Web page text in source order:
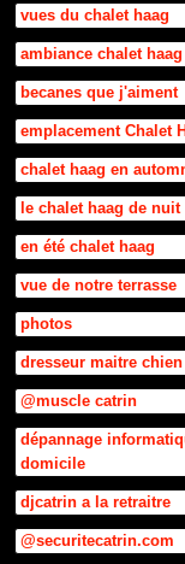
vues du chalet haag
ambiance chalet haag
becanes que j'aiment
emplacement Chalet
chalet haag en
le chalet haag de nuit
en été chalet haag
vue de notre terrasse
photos
dresseur maitre chien
@muscle catrin
dépannage
domicile
djcatrin a la retraitre
@securitecatrin.com